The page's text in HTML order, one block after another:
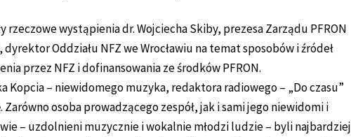
rzeczowe wystąpienia dr. Wojciecha Skiby, prezesa Zarządu PFRON
Oddziału NFZ we Wrocławiu na temat sposobów i źródeł
przez NFZ i dofinansowania ze środków PFRON.
Kopcia – niewidomego muzyka, redaktora radiowego – „Do czasu”
Zarówno osoba prowadzącego zespół, jak i sami jego niewidomi i
– uzdolnieni muzycznie i wokalnie młodzi ludzie – byli najbardziej